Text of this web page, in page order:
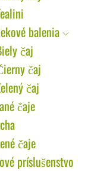
balenia
čaj
čaj
čaj
čaje
čaje
príslušenstvo